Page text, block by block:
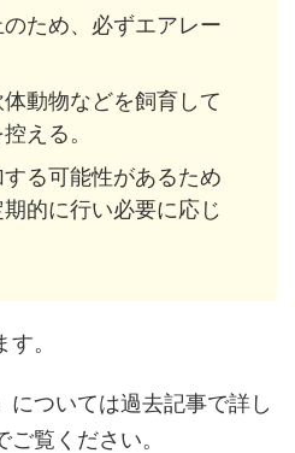
ため、必ずエアレー
動物などを飼育して
える。
る可能性があるため
的に行い必要に応じ
。
については過去記事で詳し
覧ください。